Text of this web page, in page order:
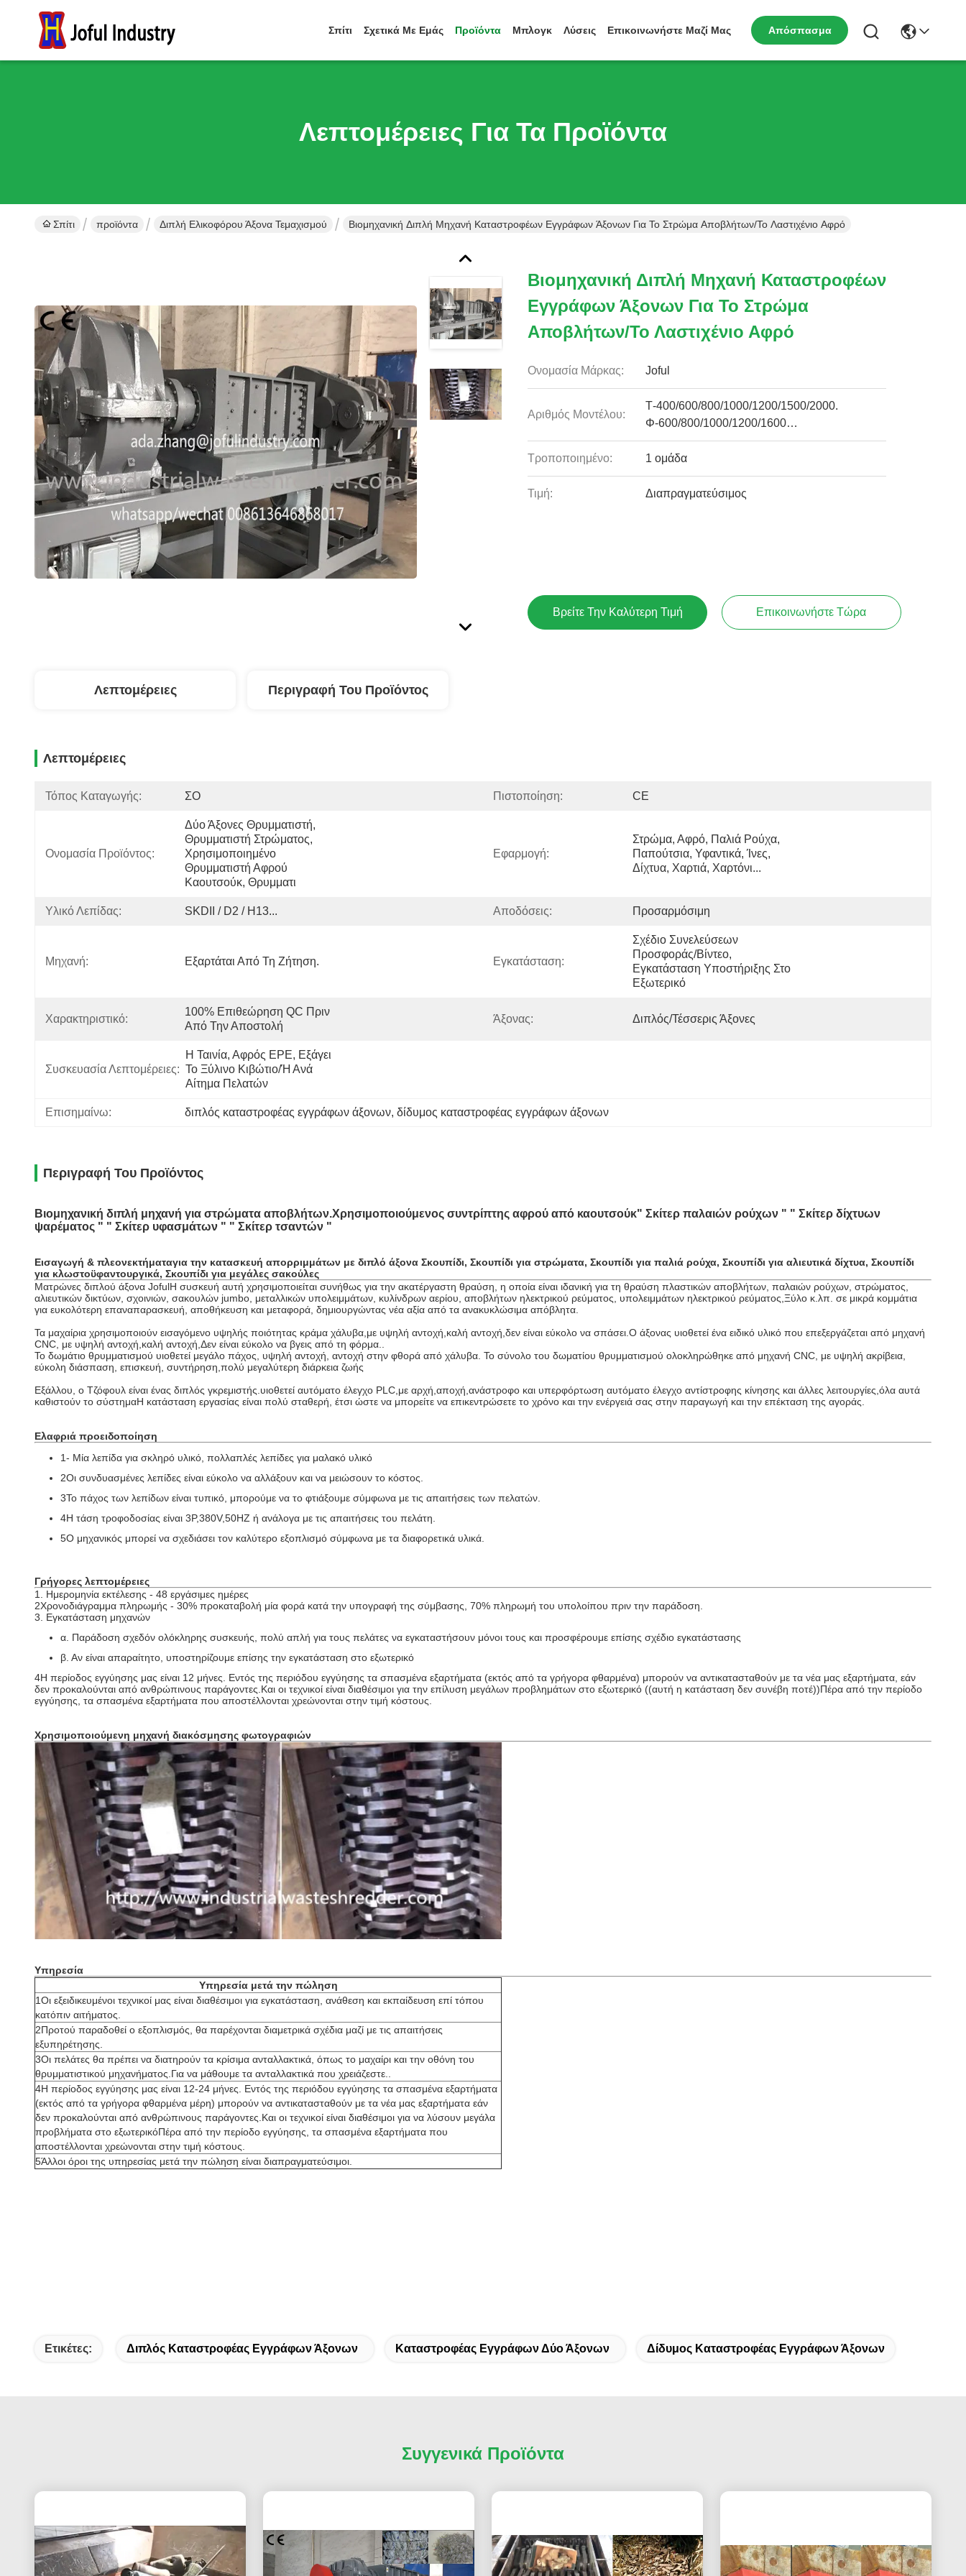
Σπίτι Σχετικά Με Εμάς Προϊόντα Μπλογκ Λύσεις Επικοινωνήστε Μαζί Μας Απόσπασμα
Λεπτομέρειες Για Τα Προϊόντα
Σπίτι προϊόντα Διπλή Ελικοφόρου Άξονα Τεμαχισμού Βιομηχανική Διπλή Μηχανή Καταστροφέων Εγγράφων Άξονων Για Το Στρώμα Αποβλήτων/το Λαστιχένιο Αφρό
Βιομηχανική Διπλή Μηχανή Καταστροφέων
Εγγράφων Άξονων Για Το Στρώμα
Αποβλήτων/το Λαστιχένιο Αφρό
Ονομασία Μάρκας: Joful
Αριθμός Μοντέλου:
Τ-400/600/800/1000/1200/1500/2000.
Φ-600/800/1000/1200/1600…
Τροποποιημένο: 1 ομάδα
Τιμή: Διαπραγματεύσιμος
Βρείτε Την Καλύτερη Τιμή Επικοινωνήστε Τώρα
Λεπτομέρειες Περιγραφή Του Προϊόντος
Λεπτομέρειες
Τόπος Καταγωγής: ΣΟ Πιστοποίηση: CE
Ονομασία Προϊόντος:
Δύο Άξονες Θρυμματιστή,
Θρυμματιστή Στρώματος,
Χρησιμοποιημένο
Θρυμματιστή Αφρού
Καουτσούκ, Θρυμματι
Εφαρμογή:
Στρώμα, Αφρό, Παλιά Ρούχα,
Παπούτσια, Υφαντικά, Ίνες,
Δίχτυα, Χαρτιά, Χαρτόνι...
Υλικό Λεπίδας: SKDII / D2 / H13... Αποδόσεις: Προσαρμόσιμη
Μηχανή: Εξαρτάται Από Τη Ζήτηση. Εγκατάσταση:
Σχέδιο Συνελεύσεων
Προσφοράς/βίντεο,
Εγκατάσταση Υποστήριξης Στο
Εξωτερικό
Χαρακτηριστικό:
100% Επιθεώρηση QC Πριν
Από Την Αποστολή
Άξονας: Διπλός/τέσσερις Άξονες
Συσκευασία Λεπτομέρειες:
Η Ταινία, Αφρός EPE, Εξάγει
Το Ξύλινο Κιβώτιο/ή Ανά
Αίτημα Πελατών
Επισημαίνω: διπλός καταστροφέας εγγράφων άξονων, δίδυμος καταστροφέας εγγράφων άξονων
Περιγραφή Του Προϊόντος
Βιομηχανική διπλή μηχανή για στρώματα αποβλήτων.Χρησιμοποιούμενος συντρίπτης αφρού από καουτσούκ" Σκίτερ παλαιών ρούχων " " Σκίτερ δίχτυων
ψαρέματος " " Σκίτερ υφασμάτων " " Σκίτερ τσαντών "
Εισαγωγή & πλεονεκτήματαγια την κατασκευή απορριμμάτων με διπλό άξονα Σκουπίδι, Σκουπίδι για στρώματα, Σκουπίδι για παλιά ρούχα, Σκουπίδι για αλιευτικά δίχτυα, Σκουπίδι
για κλωστοϋφαντουργικά, Σκουπίδι για μεγάλες σακούλες
Ματρώνες διπλού άξονα JofulΗ συσκευή αυτή χρησιμοποιείται συνήθως για την ακατέργαστη θραύση, η οποία είναι ιδανική για τη θραύση πλαστικών αποβλήτων, παλαιών ρούχων, στρώματος,
αλιευτικών δικτύων, σχοινιών, σακουλών jumbo, μεταλλικών υπολειμμάτων, κυλίνδρων αερίου, αποβλήτων ηλεκτρικού ρεύματος, υπολειμμάτων ηλεκτρικού ρεύματος,Ξύλο κ.λπ. σε μικρά κομμάτια
για ευκολότερη επαναπαρασκευή, αποθήκευση και μεταφορά, δημιουργώντας νέα αξία από τα ανακυκλώσιμα απόβλητα.
Τα μαχαίρια χρησιμοποιούν εισαγόμενο υψηλής ποιότητας κράμα χάλυβα,με υψηλή αντοχή,καλή αντοχή,δεν είναι εύκολο να σπάσει.Ο άξονας υιοθετεί ένα ειδικό υλικό που επεξεργάζεται από μηχανή
CNC, με υψηλή αντοχή,καλή αντοχή,Δεν είναι εύκολο να βγεις από τη φόρμα..
Το δωμάτιο θρυμματισμού υιοθετεί μεγάλο πάχος, υψηλή αντοχή, αντοχή στην φθορά από χάλυβα. Το σύνολο του δωματίου θρυμματισμού ολοκληρώθηκε από μηχανή CNC, με υψηλή ακρίβεια,
εύκολη διάσπαση, επισκευή, συντήρηση,πολύ μεγαλύτερη διάρκεια ζωής
Εξάλλου, ο Τζόφουλ είναι ένας διπλός γκρεμιστής. υιοθετεί αυτόματο έλεγχο PLC,με αρχή,αποχή,ανάστροφο και υπερφόρτωση αυτόματο έλεγχο αντίστροφης κίνησης και άλλες λειτουργίες,όλα αυτά
καθιστούν το σύστημαΗ κατάσταση εργασίας είναι πολύ σταθερή, έτσι ώστε να μπορείτε να επικεντρώσετε το χρόνο και την ενέργειά σας στην παραγωγή και την επέκταση της αγοράς.
Ελαφριά προειδοποίηση
1- Μία λεπίδα για σκληρό υλικό, πολλαπλές λεπίδες για μαλακό υλικό
2Οι συνδυασμένες λεπίδες είναι εύκολο να αλλάξουν και να μειώσουν το κόστος.
3Το πάχος των λεπίδων είναι τυπικό, μπορούμε να το φτιάξουμε σύμφωνα με τις απαιτήσεις των πελατών.
4Η τάση τροφοδοσίας είναι 3P,380V,50HZ ή ανάλογα με τις απαιτήσεις του πελάτη.
5Ο μηχανικός μπορεί να σχεδιάσει τον καλύτερο εξοπλισμό σύμφωνα με τα διαφορετικά υλικά.
Γρήγορες λεπτομέρειες
1. Ημερομηνία εκτέλεσης - 48 εργάσιμες ημέρες
2Χρονοδιάγραμμα πληρωμής - 30% προκαταβολή μία φορά κατά την υπογραφή της σύμβασης, 70% πληρωμή του υπολοίπου πριν την παράδοση.
3. Εγκατάσταση μηχανών
α. Παράδοση σχεδόν ολόκληρης συσκευής, πολύ απλή για τους πελάτες να εγκαταστήσουν μόνοι τους και προσφέρουμε επίσης σχέδιο εγκατάστασης
β. Αν είναι απαραίτητο, υποστηρίζουμε επίσης την εγκατάσταση στο εξωτερικό
4Η περίοδος εγγύησης μας είναι 12 μήνες. Εντός της περιόδου εγγύησης τα σπασμένα εξαρτήματα (εκτός από τα γρήγορα φθαρμένα) μπορούν να αντικατασταθούν με τα νέα μας εξαρτήματα, εάν
δεν προκαλούνται από ανθρώπινους παράγοντες.Και οι τεχνικοί είναι διαθέσιμοι για την επίλυση μεγάλων προβλημάτων στο εξωτερικό ((αυτή η κατάσταση δεν συνέβη ποτέ))Πέρα από την περίοδο
εγγύησης, τα σπασμένα εξαρτήματα που αποστέλλονται χρεώνονται στην τιμή κόστους.
Χρησιμοποιούμενη μηχανή διακόσμησης φωτογραφιών
Υπηρεσία
Υπηρεσία μετά την πώληση
1Οι εξειδικευμένοι τεχνικοί μας είναι διαθέσιμοι για εγκατάσταση, ανάθεση και εκπαίδευση επί τόπου
κατόπιν αιτήματος.
2Προτού παραδοθεί ο εξοπλισμός, θα παρέχονται διαμετρικά σχέδια μαζί με τις απαιτήσεις
εξυπηρέτησης.
3Οι πελάτες θα πρέπει να διατηρούν τα κρίσιμα ανταλλακτικά, όπως το μαχαίρι και την οθόνη του
θρυμματιστικού μηχανήματος.Για να μάθουμε τα ανταλλακτικά που χρειάζεστε..
4Η περίοδος εγγύησης μας είναι 12-24 μήνες. Εντός της περιόδου εγγύησης τα σπασμένα εξαρτήματα
(εκτός από τα γρήγορα φθαρμένα μέρη) μπορούν να αντικατασταθούν με τα νέα μας εξαρτήματα εάν
δεν προκαλούνται από ανθρώπινους παράγοντες.Και οι τεχνικοί είναι διαθέσιμοι για να λύσουν μεγάλα
προβλήματα στο εξωτερικόΠέρα από την περίοδο εγγύησης, τα σπασμένα εξαρτήματα που
αποστέλλονται χρεώνονται στην τιμή κόστους.
5Άλλοι όροι της υπηρεσίας μετά την πώληση είναι διαπραγματεύσιμοι.
Ετικέτες: Διπλός Καταστροφέας Εγγράφων Άξονων Καταστροφέας Εγγράφων Δύο Άξονων Δίδυμος Καταστροφέας Εγγράφων Άξονων
Συγγενικά Προϊόντα